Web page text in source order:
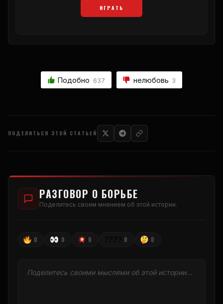
ИГРАТЬ
Подобно 637 нелюбовь 3
ПОДЕЛИТЬСЯ ЭТОЙ СТАТЬЕЙ
РАЗГОВОР О БОРЬБЕ
Поделитесь своим мнением об этой истории.
0 0 0 0 0